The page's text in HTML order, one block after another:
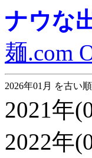
ナウな
麺.com
2026年01月 を古い
2021年
2022年